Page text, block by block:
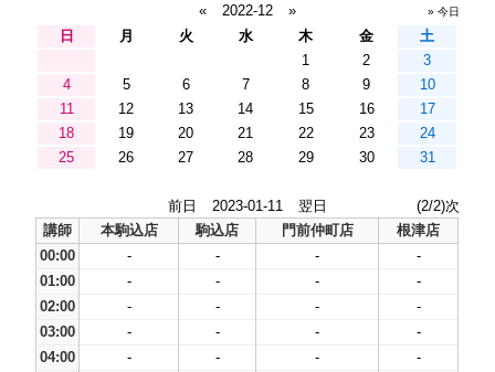
« 2022-12 » » 今日
日 月 火 水 木 金
土
1
2
3
4
5 6 7 8 9
10
11
12 13 14 15 16
17
18
19 20 21 22 23
24
25
26 27 28 29 30 31
前日 2023-01-11 翌日
(2/2)次
講師
本駒込店 駒込店 門前仲町店
根津店
00:00
- - -
-
01:00
- - -
-
02:00
- - -
-
03:00
- - -
-
04:00
- - -
-